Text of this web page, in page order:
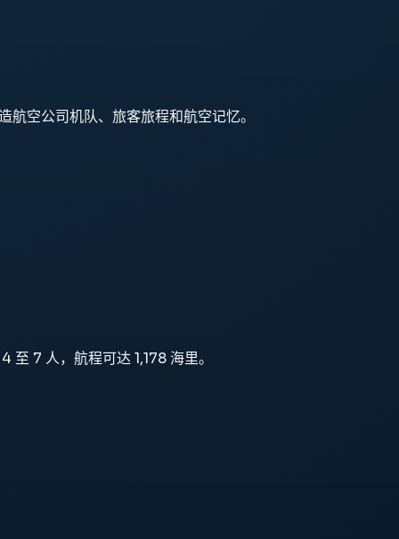
空公司机队、旅客旅程和航空记忆。
7 人，航程可达 1,178 海里。